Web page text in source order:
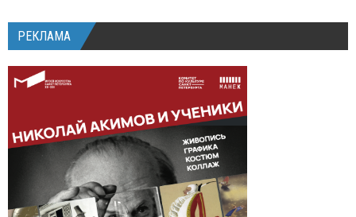
РЕКЛАМА